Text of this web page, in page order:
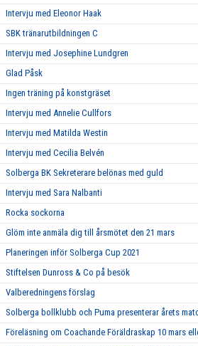
Intervju med Eleonor Haak
SBK tränarutbildningen C
Intervju med Josephine Lundgren
Glad Påsk
Ingen träning på konstgräset
Intervju med Annelie Cullfors
Intervju med Matilda Westin
Intervju med Cecilia Belvén
Solberga BK Sekreterare belönas med guld
Intervju med Sara Nalbanti
Rocka sockorna
Glöm inte anmäla dig till årsmötet den 21 mars
Planeringen inför Solberga Cup 2021
Stiftelsen Dunross & Co på besök
Valberedningens förslag
Solberga bollklubb och Puma presenterar årets
Föreläsning om Coachande Föräldraskap 10 mars